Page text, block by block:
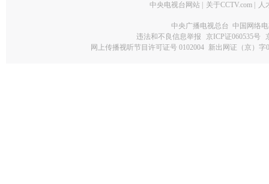
中央电视台网站 关于CCTV.com 人
中央广播电视总台 中国网络
违法和不良信息举报
京ICP证060535号
网上传播视听节目许可证号 0102004 新出网证（京）